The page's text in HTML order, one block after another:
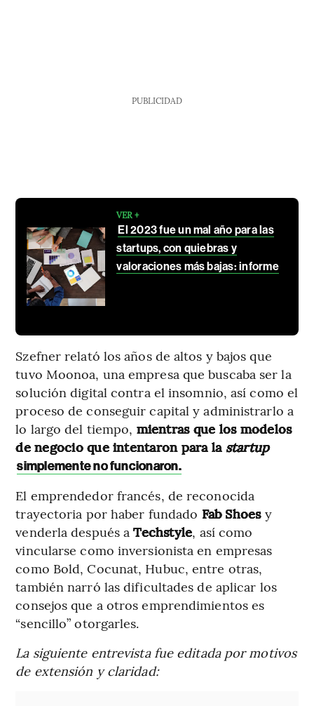
PUBLICIDAD
VER +
El 2023 fue un mal año para las
startups, con quiebras y
valoraciones más bajas: informe
Szefner relató los años de altos y bajos que
tuvo Moonoa, una empresa que buscaba ser la
solución digital contra el insomnio, así como el
proceso de conseguir capital y administrarlo a
lo largo del tiempo, mientras que los modelos
de negocio que intentaron para la startup
simplemente no funcionaron.
El emprendedor francés, de reconocida
trayectoria por haber fundado Fab Shoes y
venderla después aTechstyle, así como
vincularse como inversionista en empresas
como Bold, Cocunat, Hubuc, entre otras,
también narró las dificultades de aplicar los
consejos que a otros emprendimientos es
“sencillo” otorgarles.
La siguiente entrevista fue editada por motivos
de extensión y claridad: